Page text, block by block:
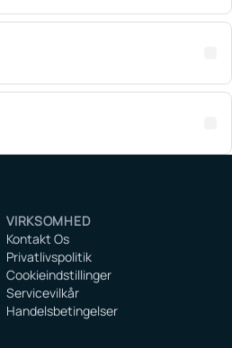
VIRKSOMHED
Kontakt Os
Privatlivspolitik
Cookieindstillinger
Servicevilkår
Handelsbetingelser